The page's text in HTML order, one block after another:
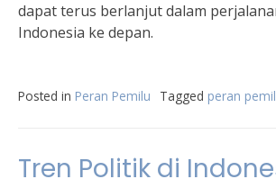
dapat terus berlanjut dalam
Indonesia ke depan.
Posted in Peran Pemilu Tagged peran
Tren Politik di